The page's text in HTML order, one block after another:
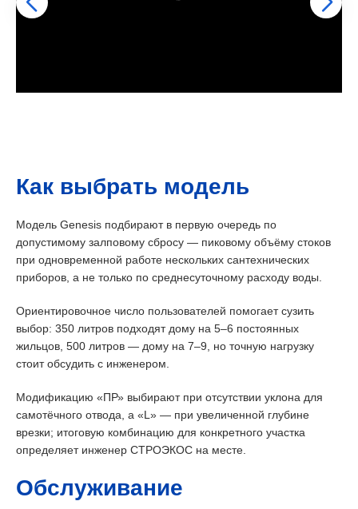
Как выбрать модель
Модель Genesis подбирают в первую очередь по
допустимому залповому сбросу — пиковому объёму стоков
при одновременной работе нескольких сантехнических
приборов, а не только по среднесуточному расходу воды.
Ориентировочное число пользователей помогает сузить
выбор: 350 литров подходят дому на 5–6 постоянных
жильцов, 500 литров — дому на 7–9, но точную нагрузку
стоит обсудить с инженером.
Модификацию «ПР» выбирают при отсутствии уклона для
самотёчного отвода, а «L» — при увеличенной глубине
врезки; итоговую комбинацию для конкретного участка
определяет инженер СТРОЭКОС на месте.
Обслуживание